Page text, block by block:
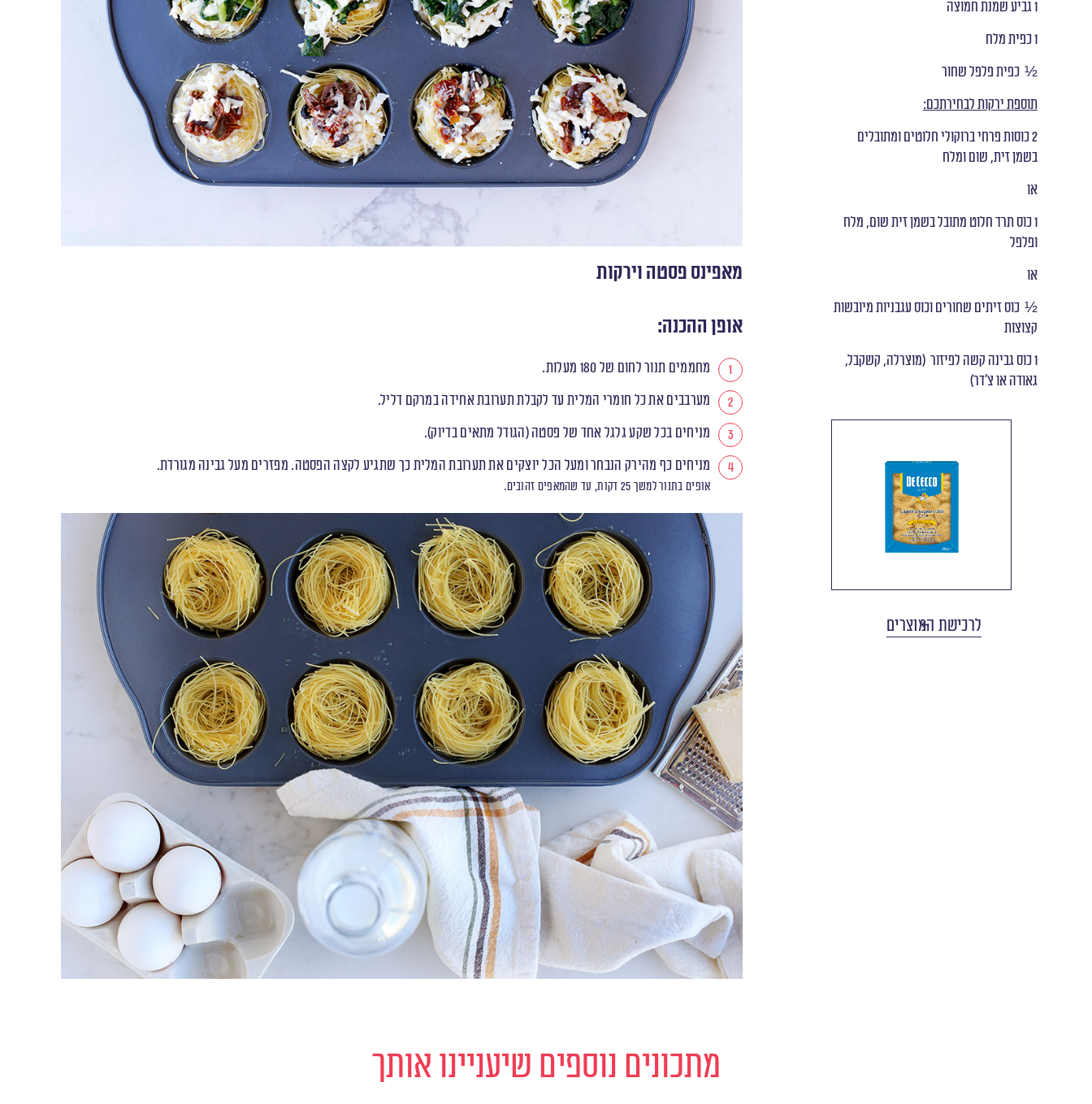
1 גביע שמנת חמוצה
1 כפית מלח
½ כפית פלפל שחור
תוספת ירקות לבחירתכם:
2 כוסות פרחי ברוקולי חלוטים ומתובלים
בשמן זית, שום ומלח
או
1 כוס תרד חלוט מתובל בשמן זית שום, מלח
ופלפל
או
½ כוס זיתים שחורים וכוס עגבניות מיובשות
קצוצות
1 כוס גבינה קשה לפיזור (מוצרלה, קשקבל,
גאודה או צ׳דר)
לרכישת המוצרים
מאפינס פסטה וירקות
אופן ההכנה:
מחממים תנור לחום של 180 מעלות.
מערבבים את כל חומרי המלית עד לקבלת תערובת אחידה במרקם דליל.
מניחים בכל שקע גלגל אחד של פסטה (הגודל מתאים בדיוק).
מניחים כף מהירק הנבחר ומעל הכל יוצקים את תערובת המלית כך שתגיע לקצה הפסטה. מפזרים מעל גבינה מגורדת.
אופים בתנור למשך 25 דקות, עד שהמאפים זהובים.
מתכונים נוספים שיעניינו אותך